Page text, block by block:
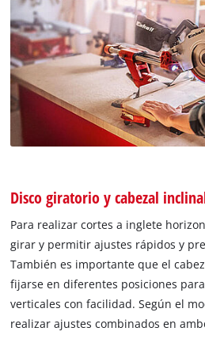
Disco giratorio y cabezal
Para realizar cortes a inglete
girar y permitir ajustes rápidos y
También es importante que el
fijarse en diferentes posiciones
verticales con facilidad. Según el
realizar ajustes combinados en